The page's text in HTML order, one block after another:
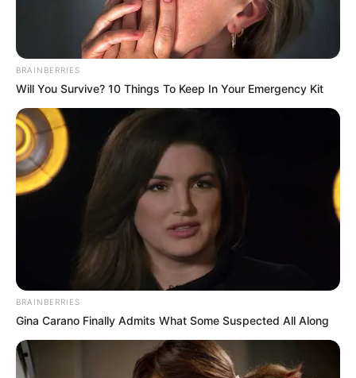
pedagang seni untuk mencuri lukisan langka dari sebuah studio
BRAINBERRIES
Will You Survive? 10 Things To Keep In Your Emergency Kit
BRAINBERRIES
Gina Carano Finally Admits What Some Suspected All Along